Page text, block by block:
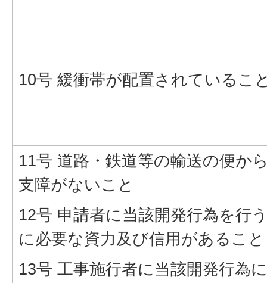
10号 緩衝帯が配置されているこ
11号 道路・鉄道等の輸送の便か
支障がないこと
12号 申請者に当該開発行為を行
に必要な資力及び信用があること
13号 工事施行者に当該開発行為